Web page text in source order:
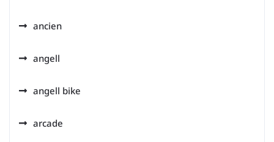
ancien
angell
angell bike
arcade